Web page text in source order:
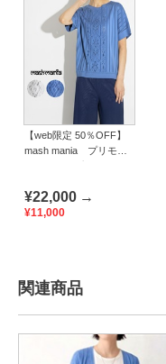
【web限定 50％OFF】
mash mania プリモー
プ
¥22,000 →
¥11,000
関連商品